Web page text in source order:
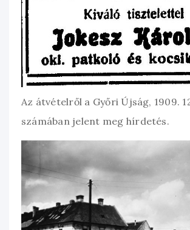
Az átvételről a Győri Újság, 1909.
számában jelent meg hírdetés.